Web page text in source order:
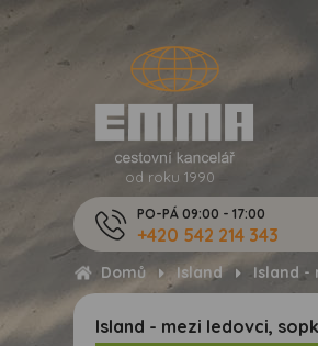
od roku 1990
PO-PÁ 09:00 - 17:00
+420 542 214 343
Domů Island Island -
Island - mezi ledovci,